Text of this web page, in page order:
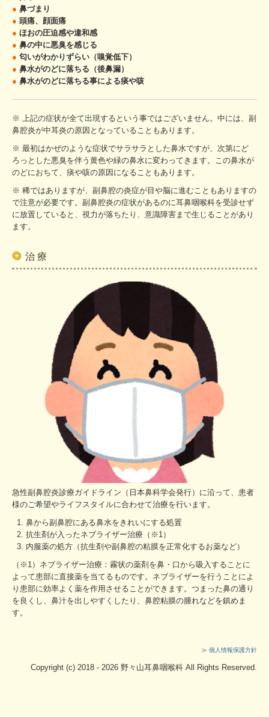
● 鼻づまり
● 頭痛、顔面痛
● ほおの圧迫感や違和感
● 鼻の中に悪臭を感じる
● 匂いがわかりずらい（嗅覚低下）
● 鼻水がのどに落ちる（後鼻漏）
● 鼻水がのどに落ちる事による痰や咳
※ 上記の症状が全て出現するという事ではございません。中には、副
鼻腔炎が中耳炎の原因となっていることもあります。
※ 最初はかぜのような症状でサラサラとした鼻水ですが、次第にど
ろっとした悪臭を伴う黄色や緑の鼻水に変わってきます。この鼻水が
のどにおちて、痰や咳の原因になることもあります。
※ 稀ではありますが、副鼻腔の炎症が目や脳に進むこともありますの
で注意が必要です。副鼻腔炎の症状があるのに耳鼻咽喉科を受診せず
に放置していると、視力が落ちたり、意識障害まで生じることがあり
ます。
治 療
急性副鼻腔炎診療ガイドライン（日本鼻科学会発行）に沿って、患者
様のご希望やライフスタイルに合わせて治療を行います。
鼻から副鼻腔にある鼻水をきれいにする処置
抗生剤が入ったネブライザー治療（※1）
内服薬の処方（抗生剤や副鼻腔の粘膜を正常化するお薬など）
（※1）ネブライザー治療：霧状の薬剤を鼻・口から吸入することに
よって患部に直接薬を当てるものです。ネブライザーを行うことによ
り患部に効率よく薬を作用させることができます。つまった鼻の通り
を良くし、鼻汁を出しやすくしたり、鼻腔粘膜の腫れなどを鎮めま
す。
≫ 個人情報保護方針
Copyright (c) 2018 - 2026 野々山耳鼻咽喉科 All Rights Reserved.